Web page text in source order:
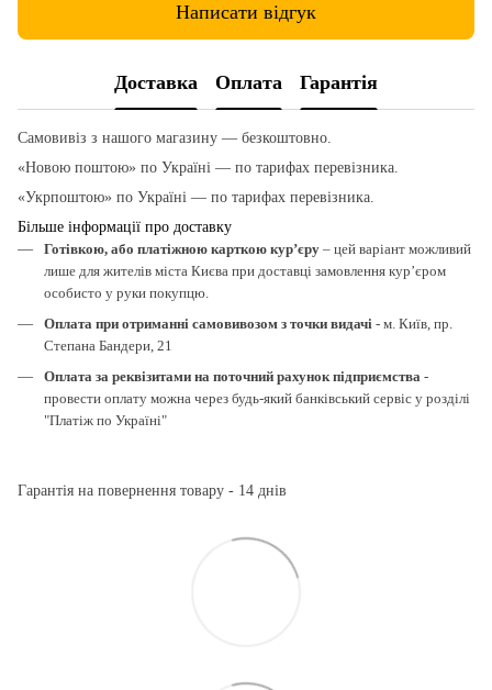
Написати відгук
Доставка Оплата Гарантія
Самовивіз з нашого магазину — безкоштовно.
«Новою поштою» по Україні — по тарифах перевізника.
«Укрпоштою» по Україні — по тарифах перевізника.
Більше інформації про доставку
Готівкою, або платіжною карткою кур’єру – цей варіант можливий
лише для жителів міста Києва при доставці замовлення кур’єром
особисто у руки покупцю.
Оплата при отриманні самовивозом з точки видачі - м. Київ, пр.
Степана Бандери, 21
Оплата за реквізитами на поточний рахунок підприємства -
провести оплату можна через будь-який банківський сервіс у розділі
"Платіж по Україні"
Гарантія на повернення товару - 14 днів